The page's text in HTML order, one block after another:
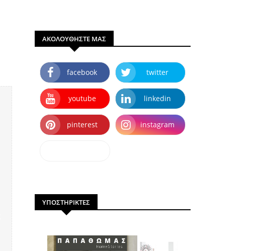
ΑΚΟΛΟΥΘΗΣΤΕ ΜΑΣ
facebook twitter
youtube linkedin
pinterest instagram
ΥΠΟΣΤΗΡΙΚΤΕΣ